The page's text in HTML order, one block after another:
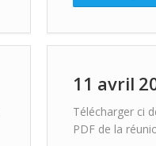
11 avril
Télécharger ci
PDF de la